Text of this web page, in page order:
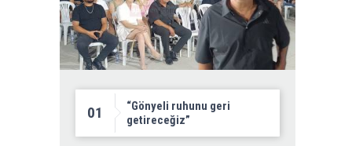
01
“Gönyeli ruhunu geri
getireceğiz”